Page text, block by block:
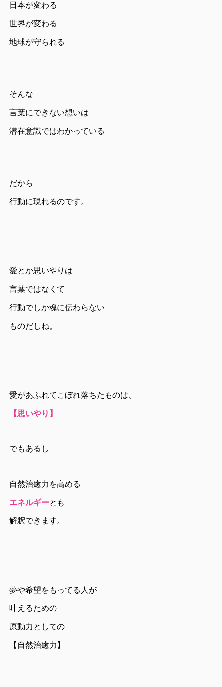
日本が変わる
世界が変わる
地球が守られる
そんな
言葉にできない想いは
潜在意識ではわかっている
だから
行動に現れるのです。
愛とか思いやりは
言葉ではなくて
行動でしか魂に伝わらない
ものだしね。
愛があふれてこぼれ落ちたものは、
【思いやり】
でもあるし
自然治癒力を高める
エネルギーとも
解釈できます。
夢や希望をもってる人が
叶えるための
原動力としての
【自然治癒力】